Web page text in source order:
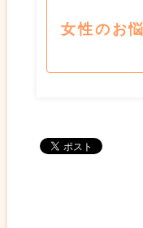
女性のお